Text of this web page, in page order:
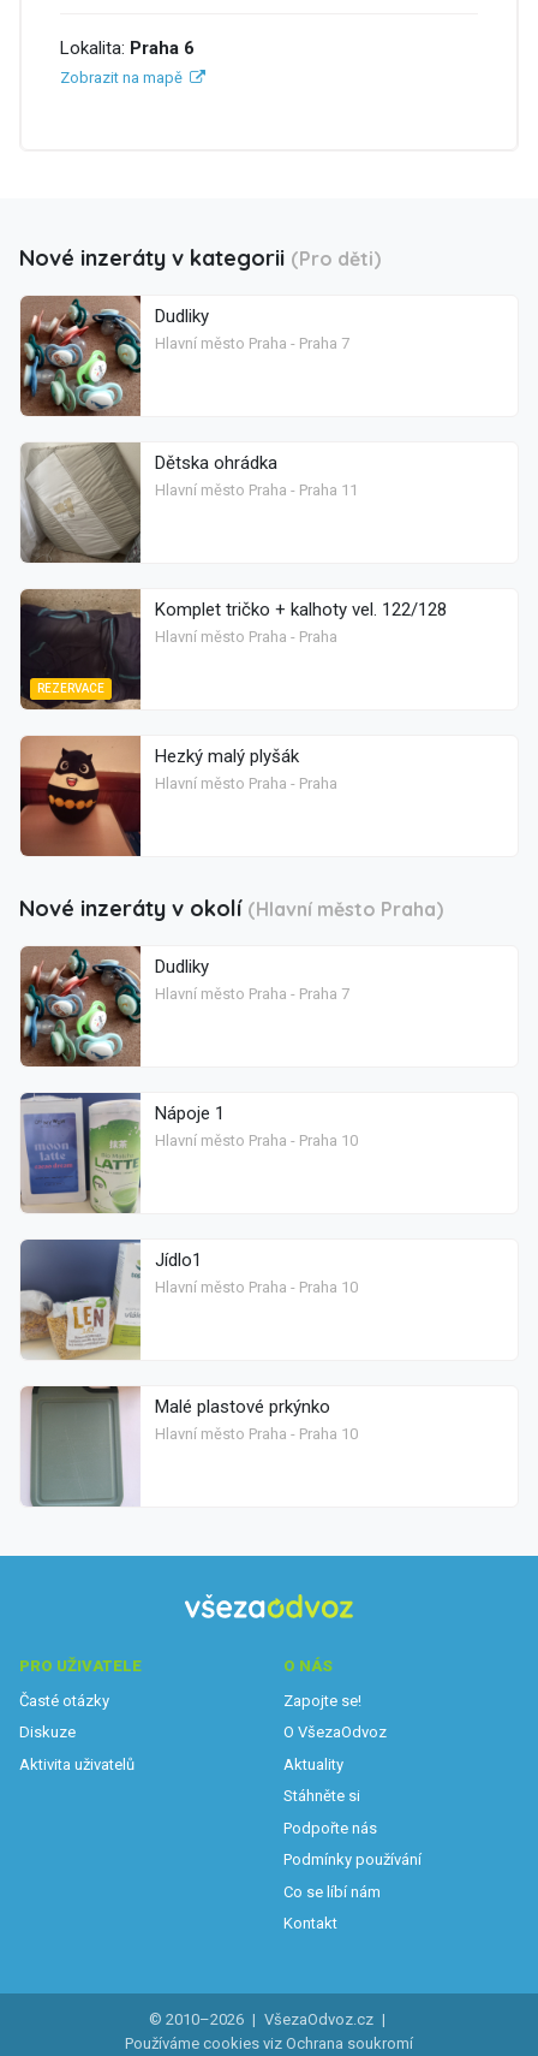
Lokalita: Praha 6
Zobrazit na mapě
Nové inzeráty v kategorii (Pro děti)
Dudliky
Hlavní město Praha - Praha 7
Dětska ohrádka
Hlavní město Praha - Praha 11
REZERVACE
Komplet tričko + kalhoty vel. 122/128
Hlavní město Praha - Praha
Hezký malý plyšák
Hlavní město Praha - Praha
Nové inzeráty v okolí (Hlavní město Praha)
Dudliky
Hlavní město Praha - Praha 7
Nápoje 1
Hlavní město Praha - Praha 10
Jídlo1
Hlavní město Praha - Praha 10
Malé plastové prkýnko
Hlavní město Praha - Praha 10
PRO UŽIVATELE
Časté otázky
Diskuze
Aktivita uživatelů
O NÁS
Zapojte se!
O VšezaOdvoz
Aktuality
Stáhněte si
Podpořte nás
Podmínky používání
Co se líbí nám
Kontakt
© 2010–2026 | VšezaOdvoz.cz |
Používáme cookies viz Ochrana soukromí